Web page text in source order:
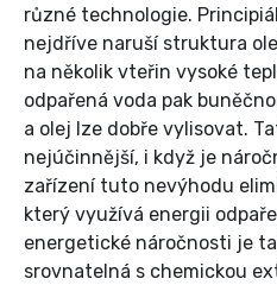
různé technologie.
nejdříve naruší struktura
na několik vteřin vysoké
odpařená voda pak
a olej lze dobře vylisovat.
nejúčinnější, i když je
zařízení tuto nevýhodu
který využívá energii
energetické náročnosti je
srovnatelná s chemickou